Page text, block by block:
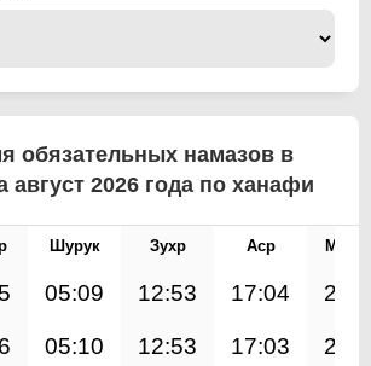
обязательных намазов в
август 2026 года по ханафи
Шурук Зухр Аср
05:09 12:53 17:04
05:10 12:53 17:03